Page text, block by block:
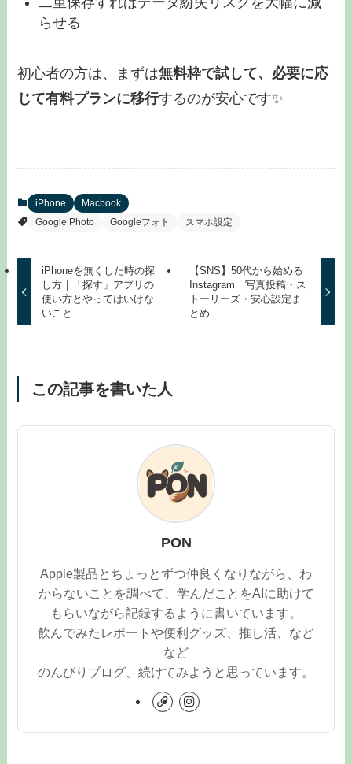
らせる
初心者の方は、まずは無料枠で試して、必要に応
じて有料プランに移行するのが安心です✨
iPhone
Macbook
Google Photo
Googleフォト スマホ設定
iPhoneを無くした時の探
し方｜「探す」アプリの
使い方とやってはいけな
いこと
【SNS】50代から始める
Instagram｜写真投稿・ス
トーリーズ・安心設定ま
とめ
この記事を書いた人
PON
Apple製品とちょっとずつ仲良くなりながら、わ
からないことを調べて、学んだことをAIに助けて
もらいながら記録するように書いています。
飲んでみたレポートや便利グッズ、推し活、など
など
のんびりブログ、続けてみようと思っています。